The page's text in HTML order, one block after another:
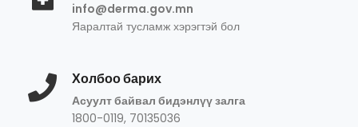
info@derma.gov.mn
Яаралтай тусламж хэрэгтэй бол
Холбоо барих
Асуулт байвал бидэнлүү залга
1800-0119, 70135036